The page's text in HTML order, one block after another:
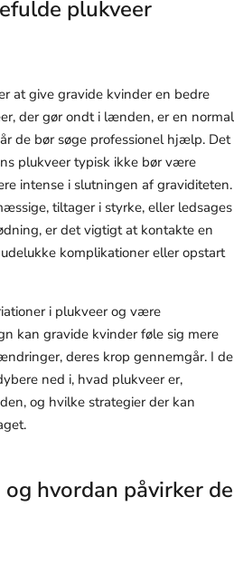
plukveer
at give gravide kvinder en bedre
der gør ondt i lænden, er en normal
de bør søge professionel hjælp. Det
plukveer typisk ikke bør være
intense i slutningen af graviditeten.
tiltager i styrke, eller ledsages
er det vigtigt at kontakte en
komplikationer eller opstart
i plukveer og være
kan gravide kvinder føle sig mere
deres krop gennemgår. I de
ned i, hvad plukveer er,
og hvilke strategier der kan
hvordan påvirker de